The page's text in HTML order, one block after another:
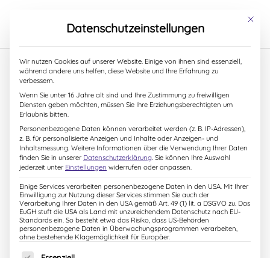
9. Oktober 2018
Mit
Datenschutzeinstellungen
Wir nutzen Cookies auf unserer Website. Einige von ihnen sind essenziell,
während andere uns helfen, diese Website und Ihre Erfahrung zu
verbessern.
Wenn Sie unter 16 Jahre alt sind und Ihre Zustimmung zu freiwilligen
Diensten geben möchten, müssen Sie Ihre Erziehungsberechtigten um
Erlaubnis bitten.
Personenbezogene Daten können verarbeitet werden (z. B. IP-Adressen),
z. B. für personalisierte Anzeigen und Inhalte oder Anzeigen- und
Inhaltsmessung. Weitere Informationen über die Verwendung Ihrer Daten
finden Sie in unserer Datenschutzerklärung. Sie können Ihre Auswahl
jederzeit unter Einstellungen widerrufen oder anpassen.
Einige Services verarbeiten personenbezogene Daten in den USA. Mit Ihrer
Einwilligung zur Nutzung dieser Services stimmen Sie auch der
Verarbeitung Ihrer Daten in den USA gemäß Art. 49 (1) lit. a DSGVO zu. Das
EuGH stuft die USA als Land mit unzureichendem Datenschutz nach EU-
Standards ein. So besteht etwa das Risiko, dass US-Behörden
personenbezogene Daten in Überwachungsprogrammen verarbeiten,
ohne bestehende Klagemöglichkeit für Europäer.
Es folgt eine Liste der Service-Gruppen, für die eine